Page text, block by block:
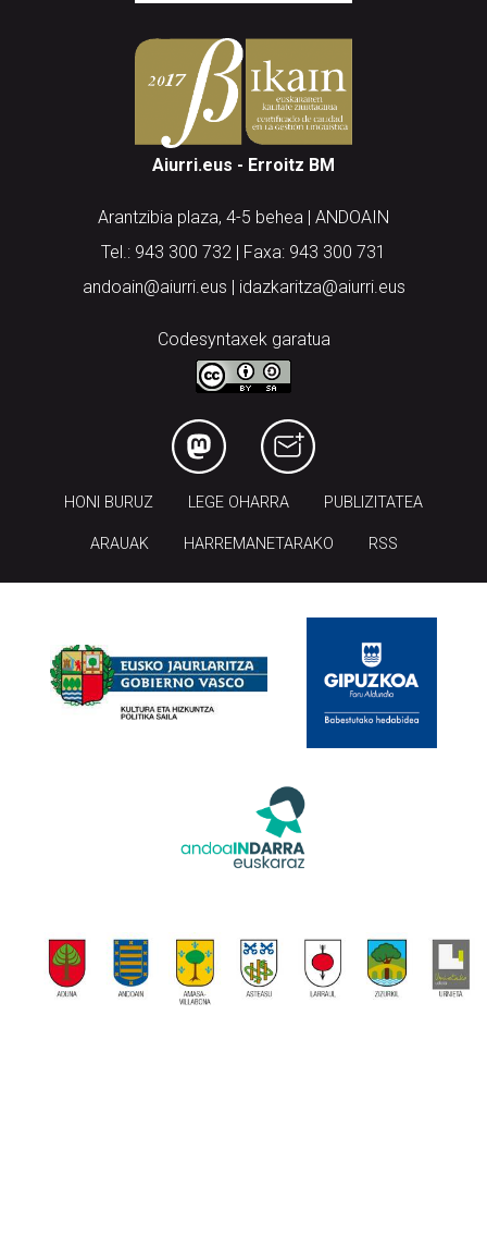
Aiurri.eus - Erroitz BM
Arantzibia plaza, 4-5 behea | ANDOAIN
Tel.: 943 300 732 | Faxa: 943 300 731
andoain@aiurri.eus | idazkaritza@aiurri.eus
Codesyntaxek garatua
HONI BURUZ LEGE OHARRA PUBLIZITATEA
ARAUAK HARREMANETARAKO RSS